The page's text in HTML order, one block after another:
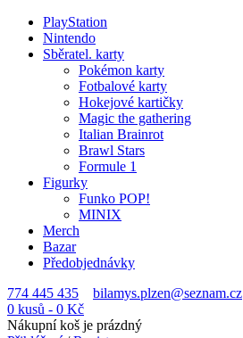
PlayStation
Nintendo
Sběratel. karty
Pokémon karty
Fotbalové karty
Hokejové kartičky
Magic the gathering
Italian Brainrot
Brawl Stars
Formule 1
Figurky
Funko POP!
MINIX
Merch
Bazar
Předobjednávky
774 445 435
bilamys.plzen@seznam.cz
0 kusů - 0 Kč
Nákupní koš je prázdný